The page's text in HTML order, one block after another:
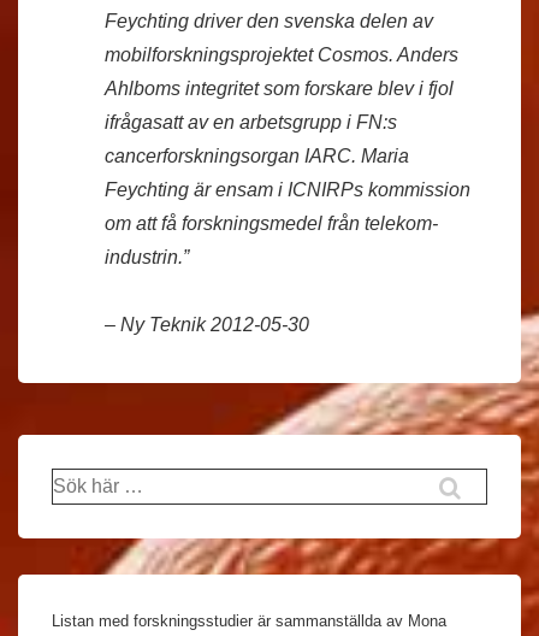
Feychting driver den svenska delen av
mobilforskningsprojektet Cosmos. Anders
Ahlboms integritet som forskare blev i fjol
ifrågasatt av en arbetsgrupp i FN:s
cancerforskningsorgan IARC. Maria
Feychting är ensam i ICNIRPs kommission
om att få forskningsmedel från telekom­
industrin.”
– Ny Teknik 2012-05-30
Sök
efter:
Listan med forskningsstudier är sammanställda av Mona